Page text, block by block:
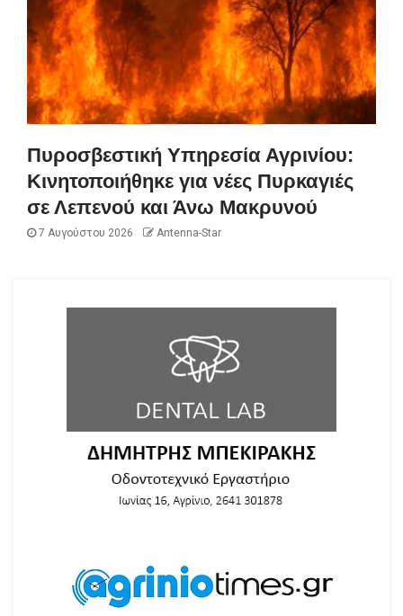
Πυροσβεστική Υπηρεσία Αγρινίου:
Κινητοποιήθηκε για νέες Πυρκαγιές
σε Λεπενού και Άνω Μακρυνού
7 Αυγούστου 2026 Antenna-Star